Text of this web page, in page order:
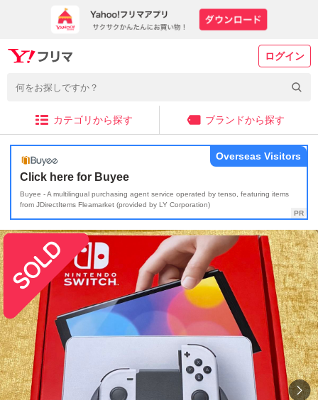
ログイン
カテゴリから探す ブランドから探す
Click here for Buyee
Buyee - A multilingual purchasing agent service operated by tenso, featuring items
from JDirectItems Fleamarket (provided by LY Corporation)
Overseas Visitors